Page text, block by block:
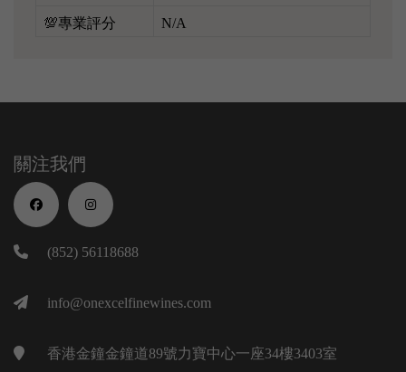
💯專業評分 N/A
關注我們
(852) 56118688
info@onexcelfinewines.com
香港金鐘金鐘道89號力寶中心一座34樓3403室